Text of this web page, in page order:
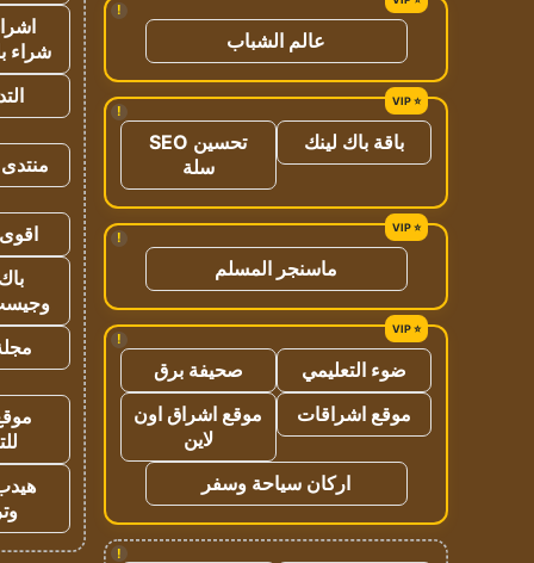
!
عالم الشباب
!
باقة باك لينك
تحسين SEO
سلة
!
ماسنجر المسلم
!
ضوء التعليمي
صحيفة برق
موقع اشراقات
موقع اشراق اون
لاين
اركان سياحة وسفر
!
شراء